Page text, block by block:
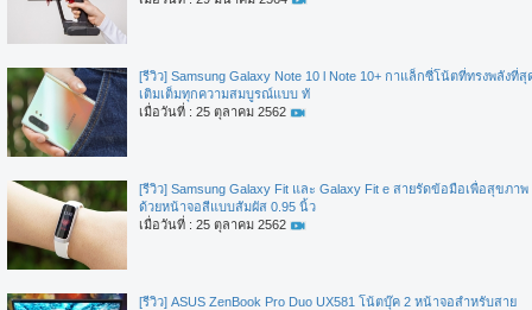
[รีวิว] Samsung Galaxy Note 10 l Note 10+ กาแล็กซี่โน้ตที่ทรงพลังที่สุ
เติมเต็มทุกความสมบูรณ์แบบ ทั
เมื่อวันที่ : 25 ตุลาคม 2562
[รีวิว] Samsung Galaxy Fit และ Galaxy Fit e สายรัดข้อมือเพื่อสุขภาพ
ด้วยหน้าจอสีแบบสัมผัส 0.95 นิ้ว
เมื่อวันที่ : 25 ตุลาคม 2562
[รีวิว] ASUS ZenBook Pro Duo UX581 โน้ตบุ๊ค 2 หน้าจอสำหรับสาย